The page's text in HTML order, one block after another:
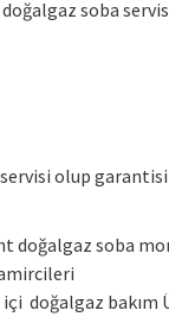
soba
olup
doğalgaz soba
doğalgaz bakım